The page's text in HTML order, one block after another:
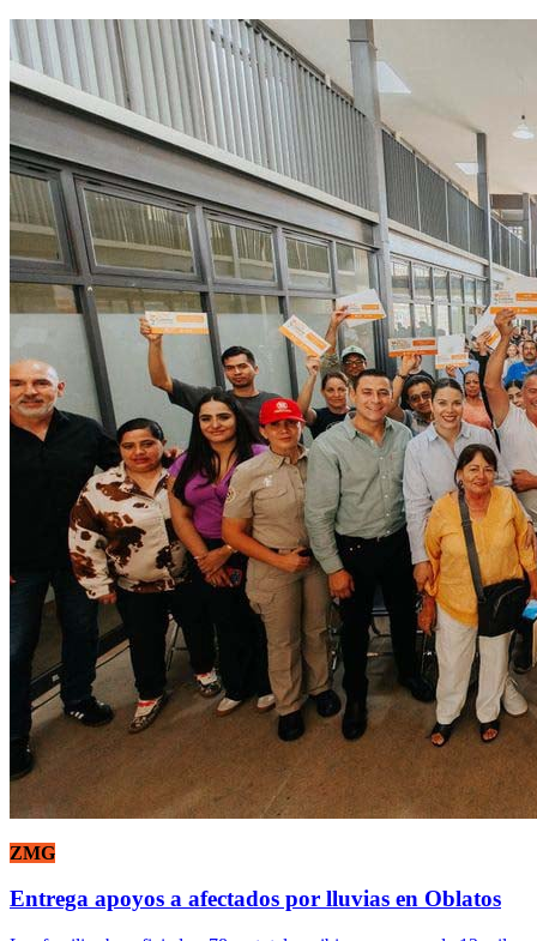
ZMG
Entrega apoyos a afectados por lluvias en Oblatos